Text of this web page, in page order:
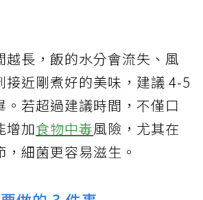
越長，飯的水分會流失、風
接近剛煮好的美味，建議 4-5
。若超過建議時間，不僅口
增加食物中毒風險，尤其在
細菌更容易滋生。